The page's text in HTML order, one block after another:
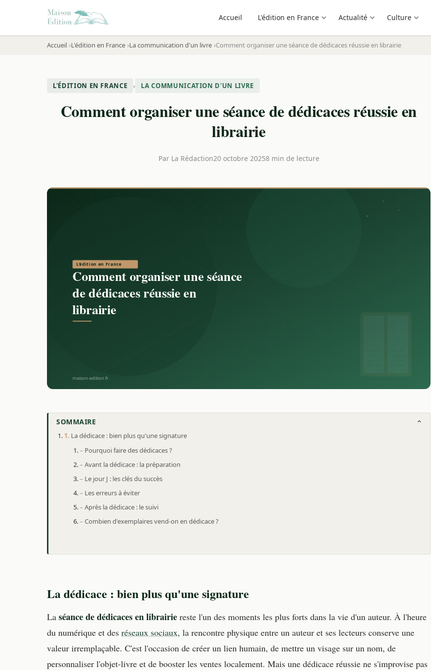
Accueil L'édition en France Actualité Culture
Accueil L'édition en France La communication d'un livre Comment organiser une séance de dédicaces réussie en librairie
L'ÉDITION EN FRANCE › LA COMMUNICATION D'UN LIVRE
Comment organiser une séance de dédicaces réussie en
librairie
Par La Rédaction20 octobre 20258 min de lecture
SOMMAIRE
La dédicace : bien plus qu'une signature
Pourquoi faire des dédicaces ?
Avant la dédicace : la préparation
Le jour J : les clés du succès
Les erreurs à éviter
Après la dédicace : le suivi
Combien d'exemplaires vend-on en dédicace ?
La dédicace : bien plus qu'une signature
La séance de dédicaces en librairie reste l'un des moments les plus forts dans la vie d'un auteur. À l'heure
du numérique et des réseaux sociaux, la rencontre physique entre un auteur et ses lecteurs conserve une
valeur irremplaçable. C'est l'occasion de créer un lien humain, de mettre un visage sur un nom, de
personnaliser l'objet-livre et de booster les ventes localement. Mais une dédicace réussie ne s'improvise pas